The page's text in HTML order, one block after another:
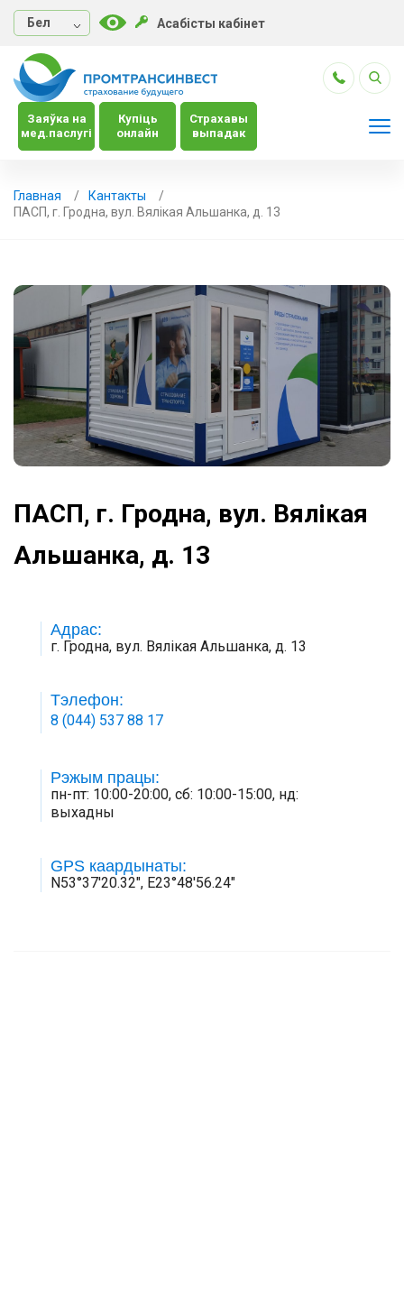
Бел Асабісты кабінет
Заяўка на
мед.паслугі
Купіць
онлайн
Страхавы
выпадак
Главная
Кантакты
ПАСП, г. Гродна, вул. Вялікая Альшанка, д. 13
ПАСП, г. Гродна, вул. Вялікая
Альшанка, д. 13
Адрас:
г. Гродна, вул. Вялікая Альшанка, д. 13
Тэлефон:
8 (044) 537 88 17
Рэжым працы:
пн-пт: 10:00-20:00, сб: 10:00-15:00, нд:
выхадны
GPS каардынаты:
N53°37'20.32", E23°48'56.24"